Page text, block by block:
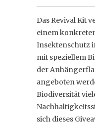
Das Revival Kit
einem
Insektenschutz
mit speziellem
der
angeboten
Biodiversität
sich dieses